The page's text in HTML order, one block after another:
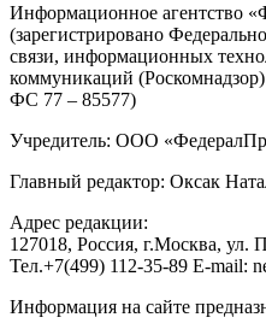
Информационное агентство
(зарегистрировано
связи, информационных
коммуникаций
ФС 77 – 85577)
Учредитель: ООО
Главный редактор: Оксак
Адрес редакции:
127018, Россия, г.Москва, ул.
Тел.+7(499) 112-35-89 E-mail:
Информация на сайте